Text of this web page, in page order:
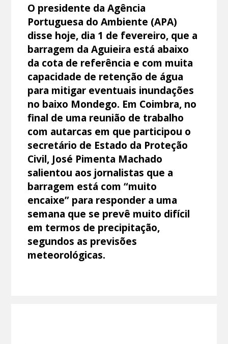
O presidente da Agência
Portuguesa do Ambiente (APA)
disse hoje, dia 1 de fevereiro, que a
barragem da Aguieira está abaixo
da cota de referência e com muita
capacidade de retenção de água
para mitigar eventuais inundações
no baixo Mondego. Em Coimbra, no
final de uma reunião de trabalho
com autarcas em que participou o
secretário de Estado da Proteção
Civil, José Pimenta Machado
salientou aos jornalistas que a
barragem está com “muito
encaixe” para responder a uma
semana que se prevê muito difícil
em termos de precipitação,
segundos as previsões
meteorológicas.